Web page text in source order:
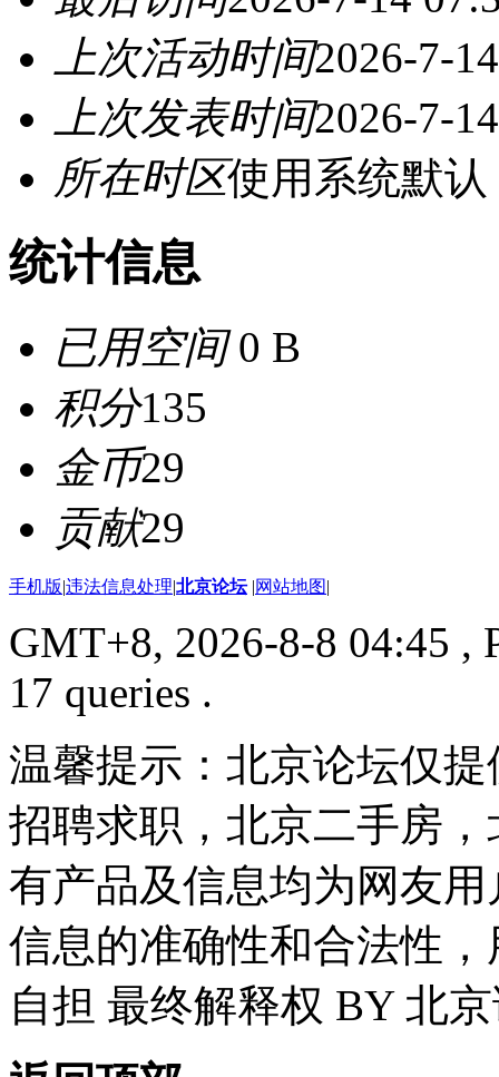
上次活动时间2026-7-
上次发表时间2026-7-
所在时区使用系统默认
统计信息
已用空间0 B
积分135
金币29
贡献29
手机版|违法信息处理|北京论坛 |网站地图|
GMT+8, 2026-8-8 04:45 ,
17 queries .
温馨提示：北京论坛仅
招聘求职，北京二手房
有产品及信息均为网友
信息的准确性和合法性
自担 最终解释权 BY 北